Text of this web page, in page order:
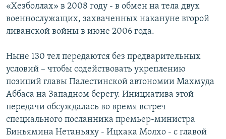
«Хезболлах» в 2008 году - в обмен на тела двух
военнослужащих, захваченных накануне второй
ливанской войны в июне 2006 года.
Ныне 130 тел передаются без предварительных
условий – чтобы содействовать укреплению
позиций главы Палестинской автономии Махмуда
Аббаса на Западном берегу. Инициатива этой
передачи обсуждалась во время встреч
специального посланника премьер-министра
Биньямина Нетаньяху - Ицхака Молхо - с главой